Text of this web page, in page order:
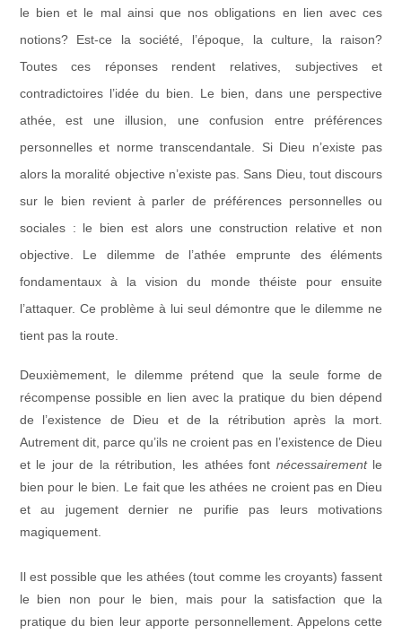
le bien et le mal ainsi que nos obligations en lien avec ces
notions? Est-ce la société, l’époque, la culture, la raison?
Toutes ces réponses rendent relatives, subjectives et
contradictoires l’idée du bien. Le bien, dans une perspective
athée, est une illusion, une confusion entre préférences
personnelles et norme transcendantale. Si Dieu n’existe pas
alors la moralité objective n’existe pas. Sans Dieu, tout discours
sur le bien revient à parler de préférences personnelles ou
sociales : le bien est alors une construction relative et non
objective. Le dilemme de l’athée emprunte des éléments
fondamentaux à la vision du monde théiste pour ensuite
l’attaquer. Ce problème à lui seul démontre que le dilemme ne
tient pas la route.
Deuxièmement, le dilemme prétend que la seule forme de
récompense possible en lien avec la pratique du bien dépend
de l’existence de Dieu et de la rétribution après la mort.
Autrement dit, parce qu’ils ne croient pas en l’existence de Dieu
et le jour de la rétribution, les athées font nécessairementle
bien pour le bien. Le fait que les athées ne croient pas en Dieu
et au jugement dernier ne purifie pas leurs motivations
magiquement.
Il est possible que les athées (tout comme les croyants) fassent
le bien non pour le bien, mais pour la satisfaction que la
pratique du bien leur apporte personnellement. Appelons cette